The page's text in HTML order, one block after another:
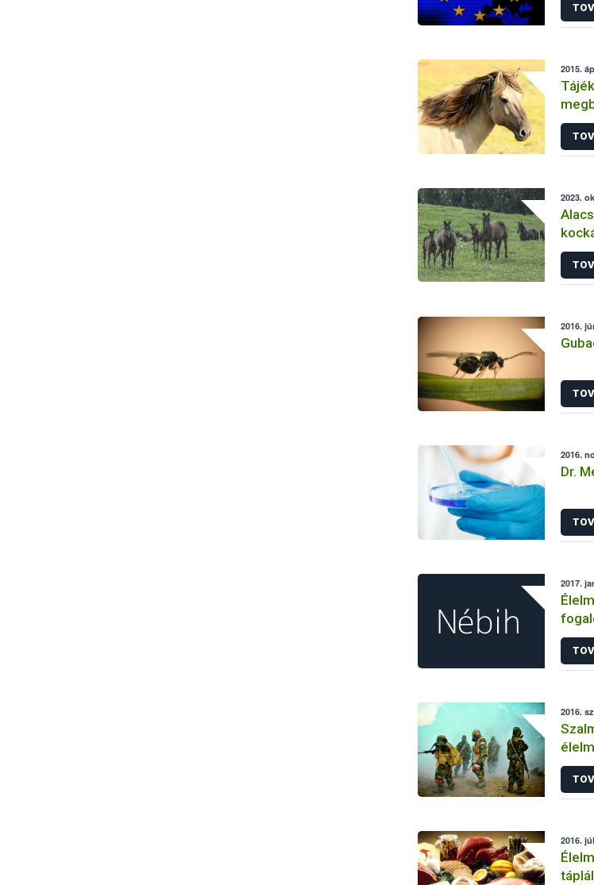
2015.
2023.
2016.
2016.
Dr.
2017.
2016.
2016.